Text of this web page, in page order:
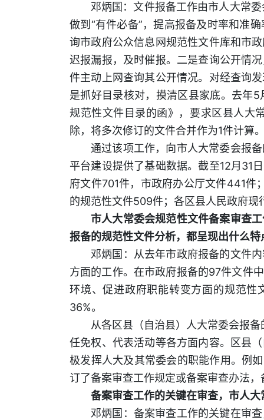
邓炳国：文件报备工作由市人大常
做到“有件必备”，提高报备及时率和准
询市政府公众信息网规范性文件库和市
迟报漏报，及时催报。二是查询公开情
件主动上网查询其公开情况。对经查询
是抓好目录核对，摸清区县家底。去年
规范性文件目录的函》，要求区县人大
除，将多次修订的文件合并作为1件计
通过该项工作，向市人大常委会报
平台建设提供了基础数据。截至12月31
府文件701件，市政府办公厅文件441件
的规范性文件509件；各区县人民政府
市人大常委会规范性文件备案审查
报备的规范性文件分析，都呈现出什么
邓炳国：从去年市政府报备的文件
方面的工作。在市政府报备的97件文件
环境、促进政府职能转变方面的规范
36%。
从各区县（自治县）人大常委会报
任免权、代表活动等各方面内容。区县
极发挥人大及其常委会的职能作用。例
订了备案审查工作规定或备案审查办法
备案审查工作的关键在审查，市人
邓炳国：备案审查工作的关键在审